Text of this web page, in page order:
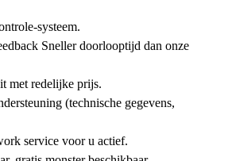
systeem.
Sneller doorlooptijd dan onze
met redelijke prijs.
(technische gegevens,
service voor u actief.